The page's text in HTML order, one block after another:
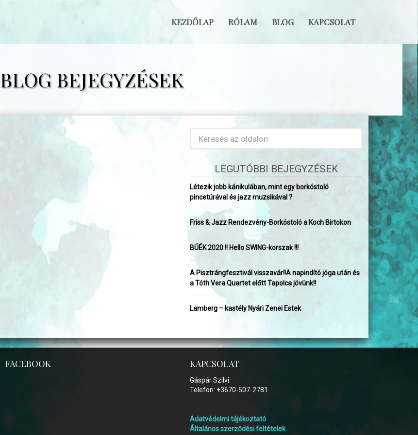
KEZDŐLAP RÓLAM BLOG KAPCSOLAT
BLOG BEJEGYZÉSEK
LEGUTÓBBI BEJEGYZÉSEK
Létezik jobb kánikulában, mint egy borkóstoló
pincetúrával és jazz muzsikával ?
Friss & Jazz Rendezvény-Borkóstoló a Koch Birtokon
BÚÉK 2020 !! Hello SWING-korszak !!!
A Pisztrángfesztivál visszavár!!A napindító jóga után és
a Tóth Vera Quartet előtt Tapolca jövünk!!
Lamberg – kastély Nyári Zenei Estek
FACEBOOK KAPCSOLAT
Gáspár Szilvi
Telefon: +3670-507-2781
Adatvédelmi tájékoztató
Általános szerződési feltételek